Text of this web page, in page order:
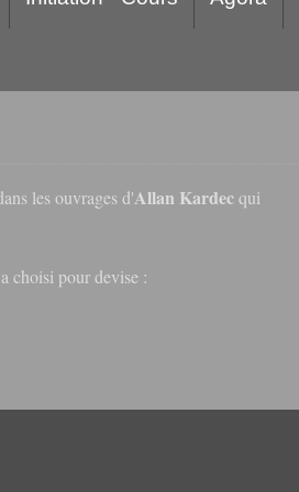
les ouvrages d'Allan Kardecqui
choisi pour devise :